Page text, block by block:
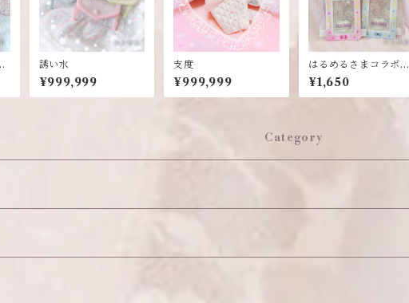
誘い水
¥999,999
支度
¥999,999
はるめるさまコラボ♡
チェキホルダー
¥1,650
Category